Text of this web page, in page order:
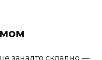
занадто складно —